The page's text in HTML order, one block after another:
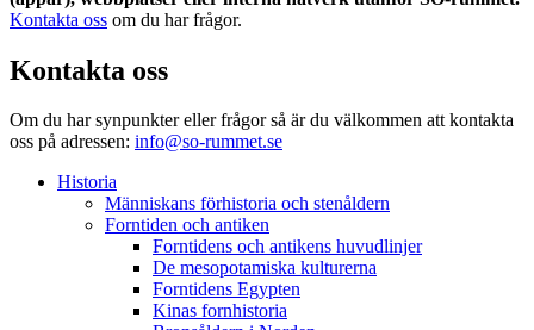
Kontakta oss om du har frågor.
Kontakta oss
Om du har synpunkter eller frågor så är du välkommen att kontakta
oss på adressen: info@so-rummet.se
Historia
Människans förhistoria och stenåldern
Forntiden och antiken
Forntidens och antikens huvudlinjer
De mesopotamiska kulturerna
Forntidens Egypten
Kinas fornhistoria